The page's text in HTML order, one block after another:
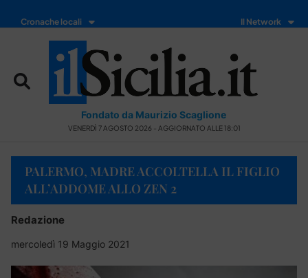
Cronache locali Il Network
Fondato da Maurizio Scaglione
VENERDÌ 7 AGOSTO 2026 - AGGIORNATO ALLE 18:01
PALERMO, MADRE ACCOLTELLA IL FIGLIO
ALL’ADDOME ALLO ZEN 2
Redazione
mercoledì 19 Maggio 2021